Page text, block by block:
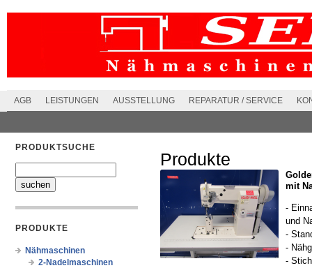
AGB LEISTUNGEN AUSSTELLUNG REPARATUR / SERVICE
PRODUKTSUCHE
PRODUKTE
Nähmaschinen
2-Nadelmaschinen
Produkte
mit
-
und
-
-
-